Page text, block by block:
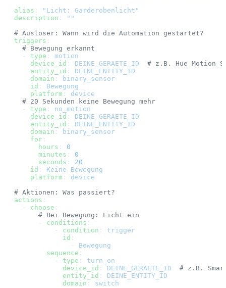
alias :
"Licht: Garderobenlicht"
description :
""
# Ausloser: Wann wird die Automation gestartet?
triggers :
  # Bewegung erkannt
  -
type : motion
    device_id
: DEINE_GERAETE_ID
# z.B. Hue Motion
    entity_id
: DEINE_ENTITY_ID
    domain
:
binary_sensor
    id
: Bewegung
    platform
: device
  # 20 Sekunden keine Bewegung mehr
  -
type : no_motion
    device_id
: DEINE_GERAETE_ID
    entity_id
: DEINE_ENTITY_ID
    domain
:
binary_sensor
    for
:
      hours
: 0
      minutes
: 0
      seconds
: 20
    id
: Keine Bewegung
    platform
: device
# Aktionen: Was passiert?
actions :
  -
choose :
      # Bei Bewegung: Licht ein
      -
conditions :
          -
condition : trigger
            id
:
              -
Bewegung
        sequence
:
          -
type : turn_on
            device_id
: DEINE_GERAETE_ID
# z.B.
            entity_id
: DEINE_ENTITY_ID
            domain
: switch